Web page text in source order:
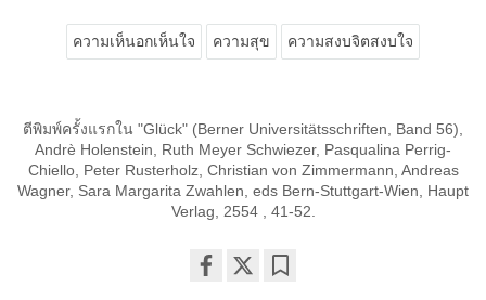
ความเห็นอกเห็นใจ ความสุข ความสงบจิตสงบใจ
ตีพิมพ์ครั้งแรกใน "Glück" (Berner Universitätsschriften, Band 56),
Andrè Holenstein, Ruth Meyer Schwiezer, Pasqualina Perrig-
Chiello, Peter Rusterholz, Christian von Zimmermann, Andreas
Wagner, Sara Margarita Zwahlen, eds Bern-Stuttgart-Wien, Haupt
Verlag, 2554 , 41-52.